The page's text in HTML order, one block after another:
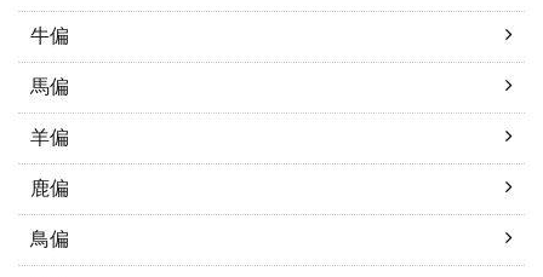
牛偏
馬偏
羊偏
鹿偏
鳥偏